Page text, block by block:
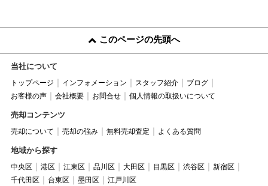
このページの先頭へ
当社について
トップページ インフォメーション スタッフ紹介
ブログ
お客様の声
会社概要 お問合せ 個人情報の取扱いについて
売却コンテンツ
売却について 売却の強み 無料売却査定 よくある質問
地域から探す
中央区 港区 江東区 品川区 大田区 目黒区 渋谷区
新宿区
千代田区
台東区 墨田区 江戸川区